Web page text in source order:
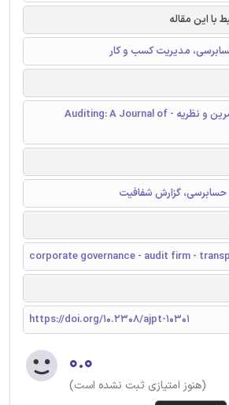
با این مقاله
مدیریت کسب و کار
حسابرسی: یک مجله تمرین و نظریه - Auditing: A Journal of
گزارش شفافیت
corporate governance - audit firm -
https://doi.org/10.2308/ajpt-10301
۰.۰
(هنوز امتیازی ثبت نشده است)